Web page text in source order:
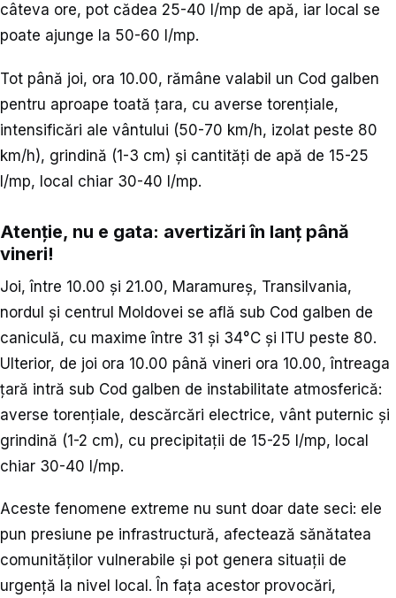
câteva ore, pot cădea 25-40 l/mp de apă, iar local se
poate ajunge la 50-60 l/mp.
Tot până joi, ora 10.00, rămâne valabil un Cod galben
pentru aproape toată țara, cu averse torențiale,
intensificări ale vântului (50-70 km/h, izolat peste 80
km/h), grindină (1-3 cm) și cantități de apă de 15-25
l/mp, local chiar 30-40 l/mp.
Atenție, nu e gata: avertizări în lanț până
vineri!
Joi, între 10.00 și 21.00, Maramureș, Transilvania,
nordul și centrul Moldovei se află sub Cod galben de
caniculă, cu maxime între 31 și 34°C și ITU peste 80.
Ulterior, de joi ora 10.00 până vineri ora 10.00, întreaga
țară intră sub Cod galben de instabilitate atmosferică:
averse torențiale, descărcări electrice, vânt puternic și
grindină (1-2 cm), cu precipitații de 15-25 l/mp, local
chiar 30-40 l/mp.
Aceste fenomene extreme nu sunt doar date seci: ele
pun presiune pe infrastructură, afectează sănătatea
comunităților vulnerabile și pot genera situații de
urgență la nivel local. În fața acestor provocări,